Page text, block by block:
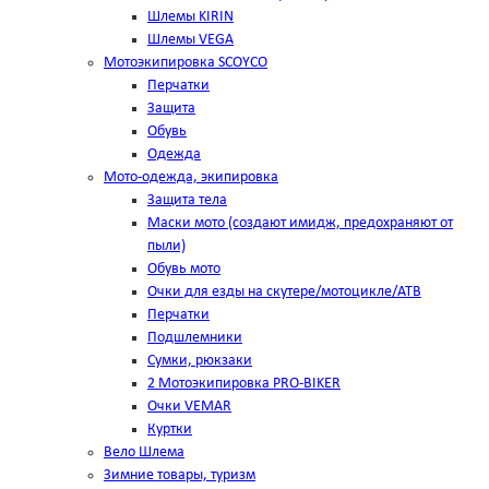
Шлемы KIRIN
Шлемы VEGA
Мотоэкипировка SCOYCO
Перчатки
Защита
Обувь
Одежда
Мото-одежда, экипировка
Защита тела
Маски мото (создают имидж, предохраняют от
пыли)
Обувь мото
Очки для езды на скутере/мотоцикле/АТВ
Перчатки
Подшлемники
Сумки, рюкзаки
2 Мотоэкипировка PRO-BIKER
Очки VEMAR
Куртки
Вело Шлема
Зимние товары, туризм